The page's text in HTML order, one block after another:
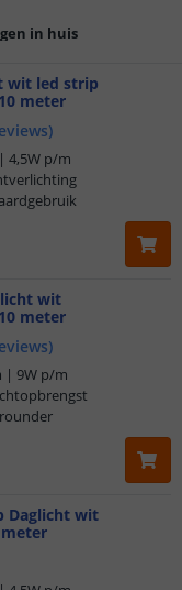
wit led strip
meter
)
4,5W p/m
wit
meter
)
| 9W p/m
Daglicht wit